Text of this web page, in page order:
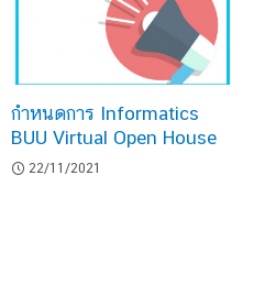
กำหนดการ Informatics
BUU Virtual Open House
22/11/2021